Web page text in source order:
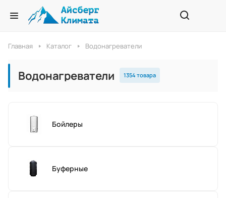
Главная Каталог Водонагреватели
Водонагреватели 1354 товара
Бойлеры
Буферные